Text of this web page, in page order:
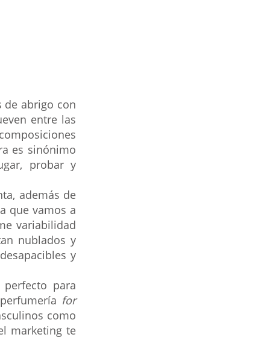
de abrigo con
entre las
es sinónimo
probar y
además de
que vamos a
variabilidad
nublados y
y
para
for
como
marketing te